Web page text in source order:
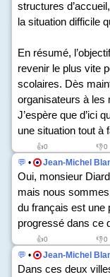
structures
la situation difficile
En résumé,
revenir le plus vite
scolaires. Dès
organisateurs à les
J’espère que d’ici
une situation tout à
👍0 👎0
💬 • Jean-Michel
Oui, monsieur
mais nous
du français est une
progressé dans ce
👍0 👎0
💬 • Jean-Michel
Dans ces deux